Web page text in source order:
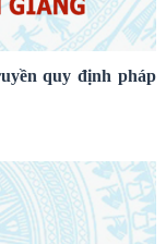
quy định pháp